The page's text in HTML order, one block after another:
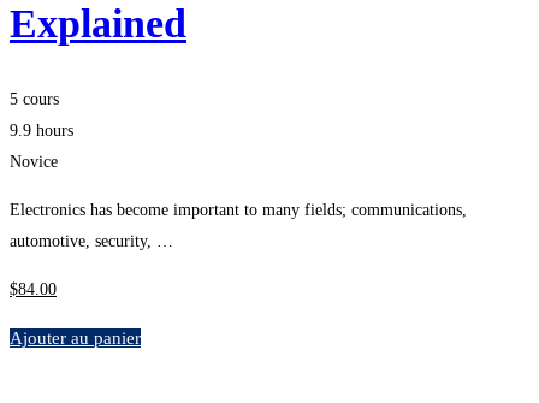
Explained
5 cours
9.9 hours
Novice
Electronics has become important to many fields; communications,
automotive, security, …
$84.00
Ajouter au panier